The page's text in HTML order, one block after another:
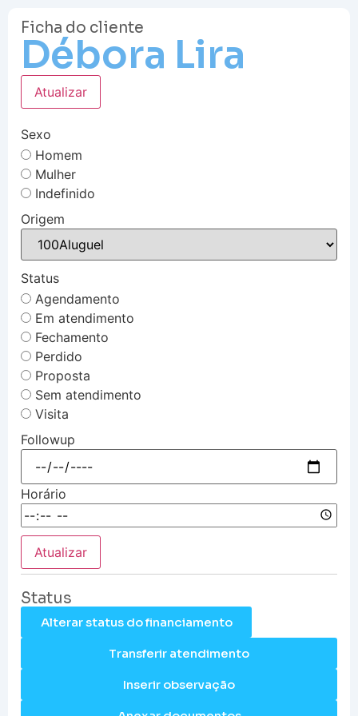
Ficha do cliente
Débora Lira
Atualizar
Sexo
Homem
Mulher
Indefinido
Origem
Status
Agendamento
Em atendimento
Fechamento
Perdido
Proposta
Sem atendimento
Visita
Followup
Horário
Atualizar
Status
Alterar status do financiamento
Transferir atendimento
Inserir observação